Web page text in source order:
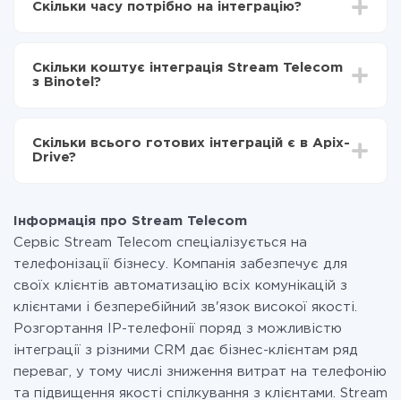
Вибираєте які дані передавати з Stream Telecom
Тепер дані будуть автоматично передаватися з
Stream Telecom в Binotel
Скільки часу потрібно на інтеграцію?
становити від 5-ти до 30-хвилин. У середньому
налаштування займає 10-15 хвилин.
Скільки коштує інтеграція Stream Telecom
з Binotel?
Ви оплачуєте лише кількість даних, які за фактом
передаються з однієї вашої системи в іншу через
при необхідності. Детальніше про
Скільки всього готових інтеграцій є в Apix-
Drive?
Інформація про Stream Telecom
Сервіс Stream Telecom спеціалізується на
телефонізації бізнесу. Компанія забезпечує для
своїх клієнтів автоматизацію всіх комунікацій з
клієнтами і безперебійний зв'язок високої якості.
Розгортання IP-телефонії поряд з можливістю
інтеграції з різними CRM дає бізнес-клієнтам ряд
переваг, у тому числі зниження витрат на телефонію
та підвищення якості спілкування з клієнтами. Stream